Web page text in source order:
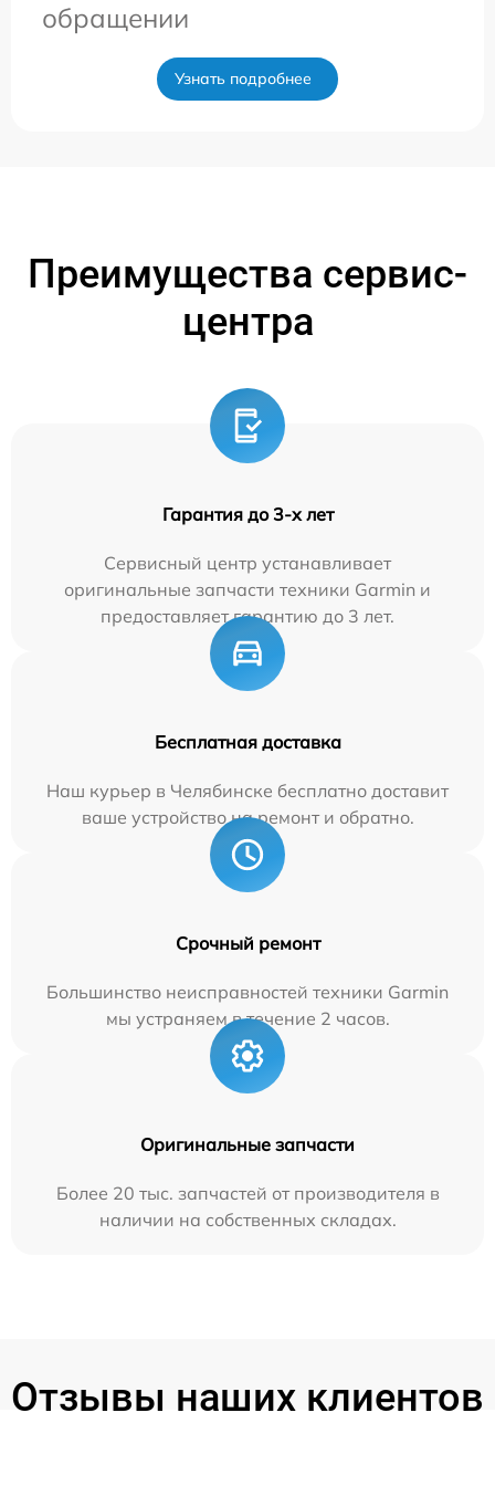
обращении
Узнать подробнее
Преимущества сервис-
центра
Гарантия до 3-х лет
Сервисный центр устанавливает
оригинальные запчасти техники Garmin и
предоставляет гарантию до 3 лет.
Бесплатная доставка
Наш курьер в Челябинске бесплатно доставит
ваше устройство на ремонт и обратно.
Срочный ремонт
Большинство неисправностей техники Garmin
мы устраняем в течение 2 часов.
Оригинальные запчасти
Более 20 тыс. запчастей от производителя в
наличии на собственных складах.
Отзывы наших клиентов